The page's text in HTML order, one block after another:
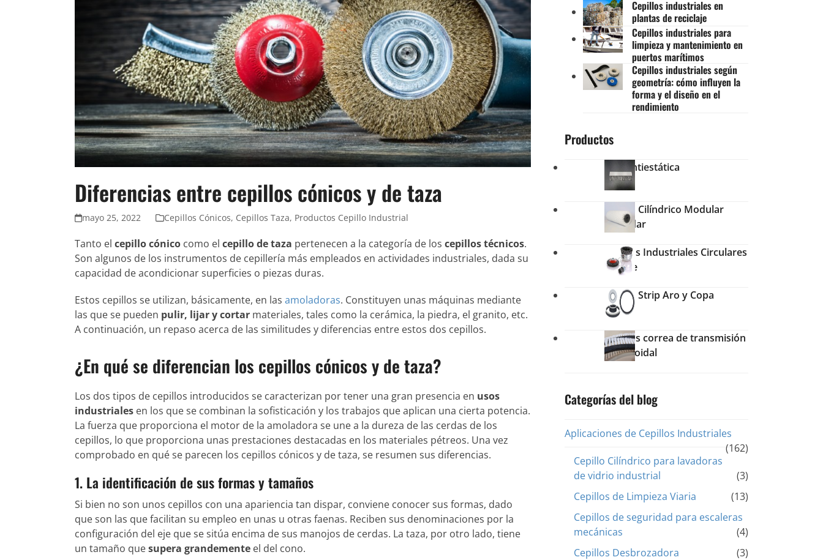
Diferencias entre cepillos cónicos y de taza
mayo 25, 2022 Cepillos Cónicos, Cepillos Taza, Productos Cepillo Industrial
Tanto el cepillo cónico como el cepillo de taza pertenecen a la categoría de los cepillos técnicos.
Son algunos de los instrumentos de cepillería más empleados en actividades industriales, dada su
capacidad de acondicionar superficies o piezas duras.
Estos cepillos se utilizan, básicamente, en las amoladoras. Constituyen unas máquinas mediante
las que se pueden pulir, lijar y cortar materiales, tales como la cerámica, la piedra, el granito, etc.
A continuación, un repaso acerca de las similitudes y diferencias entre estos dos cepillos.
¿En qué se diferencian los cepillos cónicos y de taza?
Los dos tipos de cepillos introducidos se caracterizan por tener una gran presencia en usos
industriales en los que se combinan la sofisticación y los trabajos que aplican una cierta potencia.
La fuerza que proporciona el motor de la amoladora se une a la dureza de las cerdas de los
cepillos, lo que proporciona unas prestaciones destacadas en los materiales pétreos. Una vez
comprobado en qué se parecen los cepillos cónicos y de taza, se resumen sus diferencias.
1. La identificación de sus formas y tamaños
Si bien no son unos cepillos con una apariencia tan dispar, conviene conocer sus formas, dado
que son las que facilitan su empleo en unas u otras faenas. Reciben sus denominaciones por la
configuración del eje que se sitúa encima de sus manojos de cerdas. La taza, por otro lado, tiene
un tamaño quesupera grandemente el del cono.
Cepillos industriales en
plantas de reciclaje
Cepillos industriales para
limpieza y mantenimiento en
puertos marítimos
Cepillos industriales según
geometría: cómo influyen la
forma y el diseño en el
rendimiento
Productos
Tira Antiestática
Cepillo Cilíndrico Modular
Estándar
Cepillos Industriales Circulares
con Eje
Cepillo Strip Aro y Copa
Cepillos correa de transmisión
trapezoidal
Categorías del blog
Aplicaciones de Cepillos Industriales
(162)
Cepillo Cilíndrico para lavadoras
de vidrio industrial
(3)
Cepillos de Limpieza Viaria
(13)
Cepillos de seguridad para escaleras
mecánicas
(4)
Cepillos Desbrozadora
(3)